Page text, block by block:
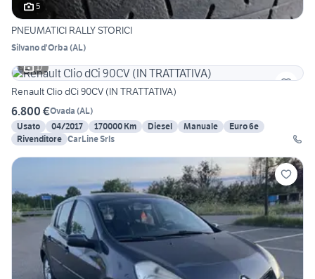
5
PNEUMATICI RALLY STORICI
Silvano d'Orba (AL)
17
Renault Clio dCi 90CV (IN TRATTATIVA)
6.800 €Ovada (AL)
Usato
04/2017 170000 Km Diesel Manuale
Euro 6e
Rivenditore CarLine Srls